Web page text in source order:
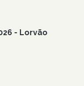
- Lorvão